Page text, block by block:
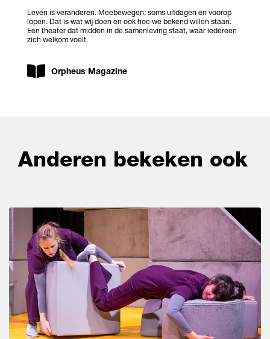
Leven is veranderen. Meebewegen; soms uitdagen en voorop
lopen. Dat is wat wij doen en ook hoe we bekend willen staan.
Een theater dat midden in de samenleving staat, waar iedereen
zich welkom voelt.
Orpheus Magazine
Anderen bekeken ook